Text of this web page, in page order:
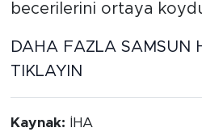
becerilerini ortaya
DAHA FAZLA SAMSUN
TIKLAYIN
Kaynak: İHA